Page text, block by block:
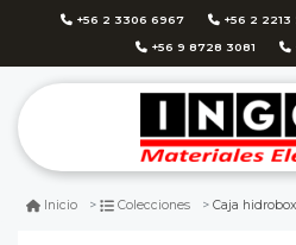
+56 2 3306 6967 +56 2 2213
+56 9 8728 3081
Inicio Colecciones Caja hidrobox interperie